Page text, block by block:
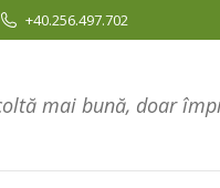
+40.256.497.702
mai bună, doar